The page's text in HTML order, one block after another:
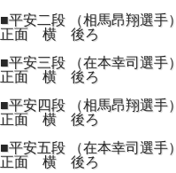
■平安二段 （相馬昂翔選手）
正面 横 後ろ
■平安三段 （在本幸司選手）
正面 横 後ろ
■平安四段 （相馬昂翔選手）
正面 横 後ろ
■平安五段 （在本幸司選手）
正面 横 後ろ